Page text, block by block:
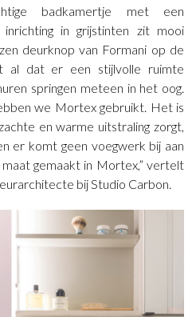
badkamertje met een
inrichting in grijstinten zit mooi
deurknop van Formani op de
al dat er een stijlvolle ruimte
springen meteen in het oog.
we Mortex gebruikt. Het is
en warme uitstraling zorgt,
er komt geen voegwerk bij aan
gemaakt in Mortex,” vertelt
bij Studio Carbon.